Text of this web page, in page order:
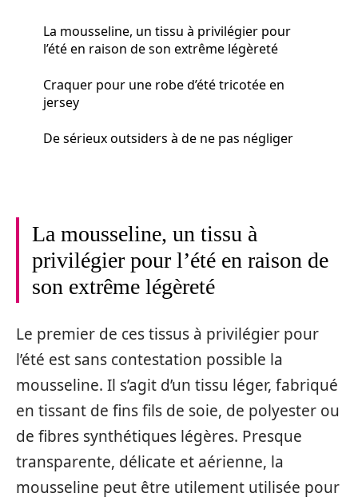
La mousseline, un tissu à privilégier pour
l’été en raison de son extrême légèreté
Craquer pour une robe d’été tricotée en
jersey
De sérieux outsiders à de ne pas négliger
La mousseline, un tissu à
privilégier pour l’été en raison de
son extrême légèreté
Le premier de ces tissus à privilégier pour
l’été est sans contestation possible la
mousseline. Il s’agit d’un tissu léger, fabriqué
en tissant de fins fils de soie, de polyester ou
de fibres synthétiques légères. Presque
transparente, délicate et aérienne, la
mousseline peut être utilement utilisée pour